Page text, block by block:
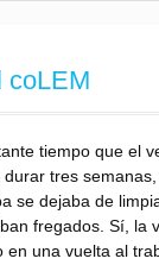
coLEM
tiempo que el
tres
se dejaba de
fregados. Sí, la
en una vuelta al